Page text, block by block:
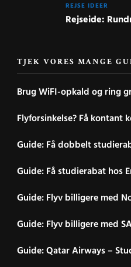
REJSE IDEER
Rejseide:
TJEK VORES MANGE
Brug WiFI-opkald og ring
Flyforsinkelse? Få kontant
Guide: Få dobbelt
Guide: Få studierabat hos
Guide: Flyv billigere med
Guide: Flyv billigere med
Guide: Qatar Airways –